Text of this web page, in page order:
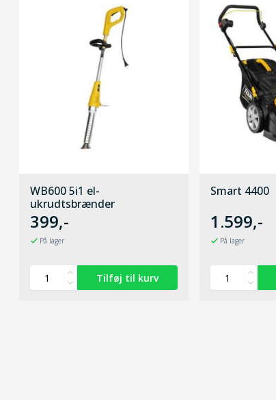
WB600 5i1 el-
ukrudtsbrænder
399,-
På lager
Smart 4400
1.599,-
På lager